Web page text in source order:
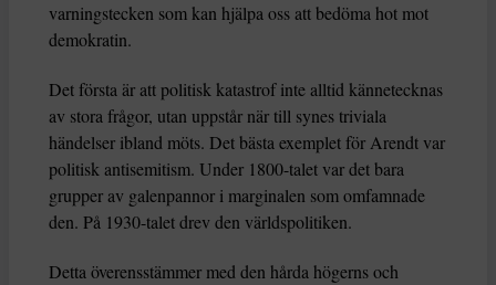
varningstecken som kan hjälpa oss att bedöma hot mot
demokratin.
Det första är att politisk katastrof inte alltid kännetecknas
av stora frågor, utan uppstår när till synes triviala
händelser ibland möts. Det bästa exemplet för Arendt var
politisk antisemitism. Under 1800-talet var det bara
grupper av galenpannor i marginalen som omfamnade
den. På 1930-talet drev den världspolitiken.
Detta överensstämmer med den hårda högerns och